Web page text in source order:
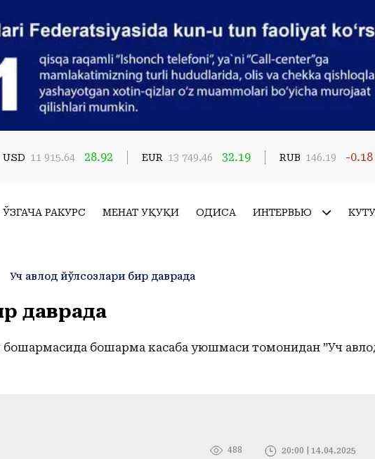
USD 11 915.64 28.92 EUR 13 749.46 32.19 RUB 146.19 -0.18
ЎЗГАЧА РАКУРС МЕҲНАТ ҲУҚУҚИ ҲОДИСА ИНТЕРВЬЮ
Уч авлод йўлсозлари бир даврада
даврада
бошқарма касаба уюшмаси томонидан ”Уч
488 20:00 | 14.04.2025